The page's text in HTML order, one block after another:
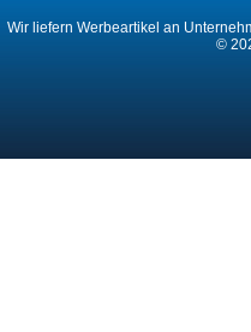
Wir liefern Werbeartikel an
©